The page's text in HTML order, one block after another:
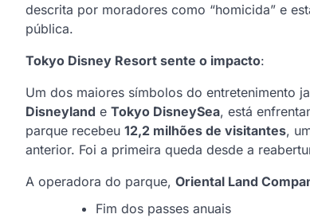
descrita por moradores como “homicida” e
pública.
Tokyo Disney Resort sente o impacto:
Um dos maiores símbolos do entretenimento
Disneyland e Tokyo DisneySea, está
parque recebeu 12,2 milhões de visitantes,
anterior. Foi a primeira queda desde a
A operadora do parque, Oriental Land
Fim dos passes anuais